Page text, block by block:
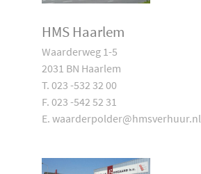
HMS Haarlem
Waarderweg 1-5
2031 BN Haarlem
T. 023 -532 32 00
F. 023 -542 52 31
E. waarderpolder@hmsverhuur.nl